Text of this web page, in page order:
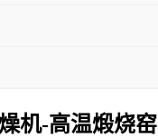
机-高温煅烧窑